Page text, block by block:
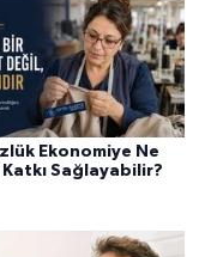
Ekonomiye Ne
Katkı Sağlayabilir?